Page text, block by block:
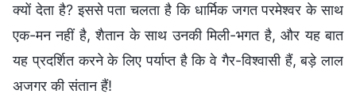
क्यों देता है? इससे पता चलता है कि धार्मिक जगत परमेश्वर के साथ
एक-मन नहीं है, शैतान के साथ उनकी मिली-भगत है, और यह बात
यह प्रदर्शित करने के लिए पर्याप्त है कि वे गैर-विश्वासी हैं, बड़े लाल
अजगर की संतान हैं!